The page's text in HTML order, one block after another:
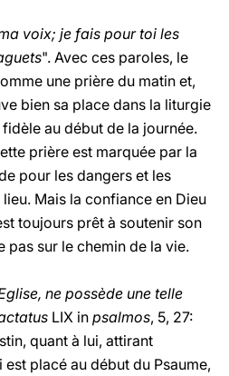
voix; je fais pour toi les
". Avec ces paroles, le
une prière du matin et,
bien sa place dans la liturgie
au début de la journée.
prière est marquée par la
pour les dangers et les
Mais la confiance en Dieu
toujours prêt à soutenir son
sur le chemin de la vie.
ne possède une telle
LIX in psalmos, 5, 27:
quant à lui, attirant
placé au début du Psaume,